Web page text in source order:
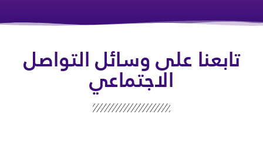
تابعنا على وسائل التواصل
الاجتماعي